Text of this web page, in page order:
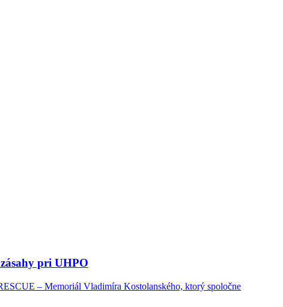
pri UHPO
– Memoriál Vladimíra Kostolanského, ktorý spoločne